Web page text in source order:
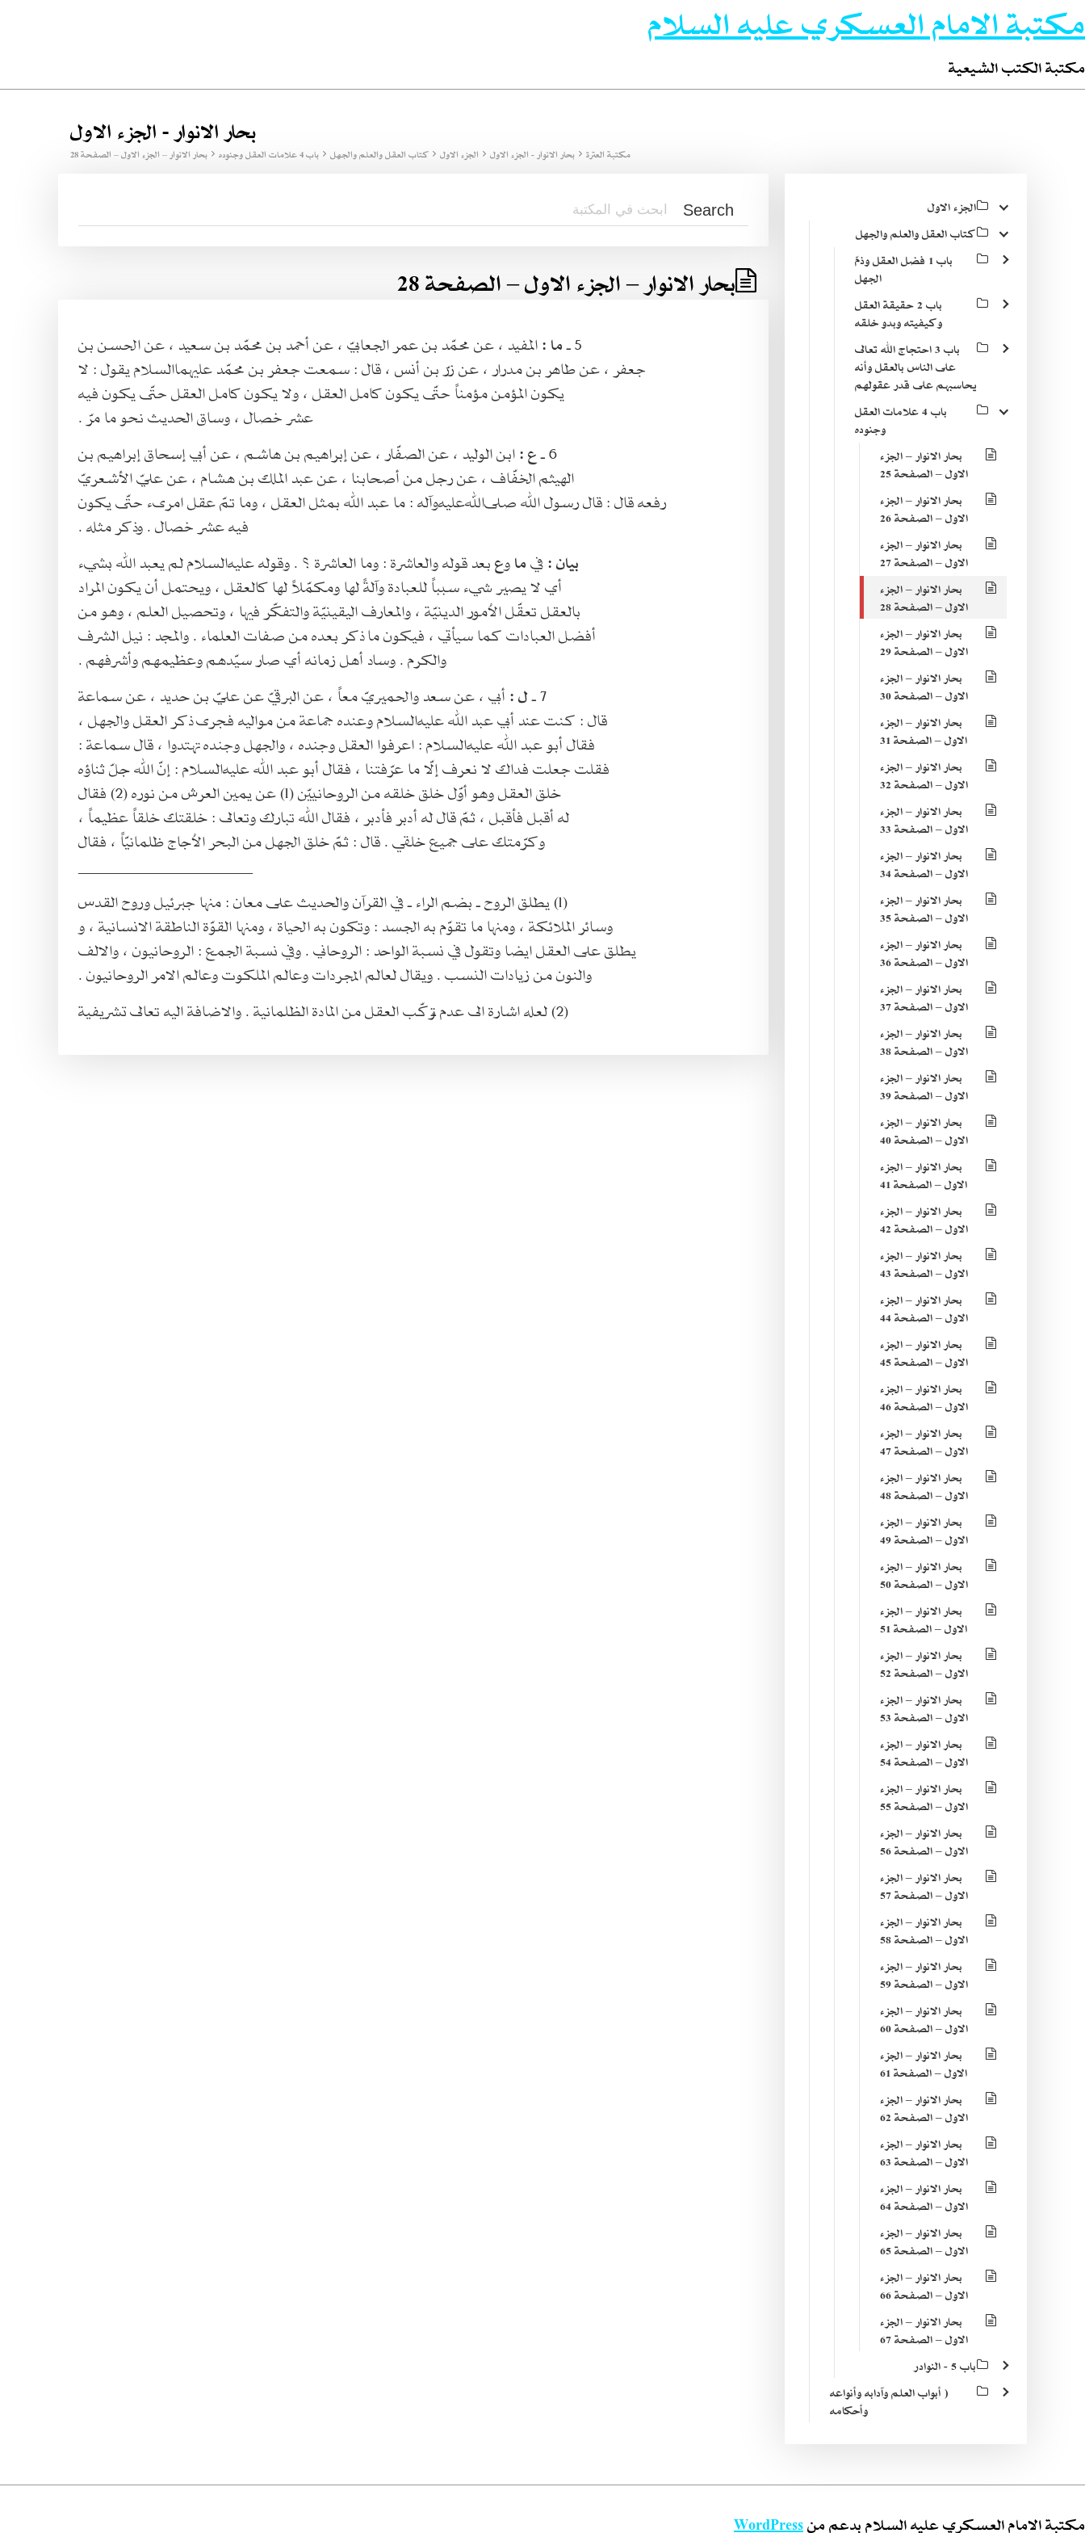
مكتبة الامام العسكري عليه السلام
مكتبة الكتب الشيعية
بحار الانوار - الجزء الاول
مكتبة العترة بحار الانوار - الجزء الاول الجزء الاول كتاب العقل والعلم والجهل باب 4 علامات العقل وجنوده بحار الانوار – الجزء الاول – الصفحة 28
بحار الانوار – الجزء الاول – الصفحة 28
5 ـ ما :المفيد ، عن محمّد بن عمر الجعابيّ ، عن أحمد بن محمّد بن سعيد ، عن الحسن بن
جعفر ، عن طاهر بن مدرار ، عن زرّ بن أنس ، قال : سمعت جعفر بن محمّد عليهما‌السلام يقول : لا
يكون المؤمن مؤمناً حتّى يكون كامل العقل ، ولا يكون كامل العقل حتّى يكون فيه
عشر خصال ، وساق الحديث نحو ما مرّ .
6 ـ ع :ابن الوليد ، عن الصفّار ، عن إبراهيم بن هاشم ، عن أبي إسحاق إبراهيم بن
الهيثم الخفّاف ، عن رجل من أصحابنا ، عن عبد الملك بن هشام ، عن عليّ الأشعريّ
رفعه قال : قال رسول الله صلى‌الله‌عليه‌وآله : ما عبد الله بمثل العقل ، وما تمّ عقل امرىء حتّى يكون
فيه عشر خصال . وذكر مثله .
بيان :فيماوعبعد قوله والعاشرة : وما العاشرة ؟ . وقوله عليه‌السلام لم يعبد الله بشيء
أي لا يصير شيء سبباً للعبادة وآلةً لها ومكمّلاً لها كالعقل ، ويحتمل أن يكون المراد
بالعقل تعقّل الاُمور الدينيّة ، والمعارف اليقينيّة والتفكّر فيها ، وتحصيل العلم ، وهو من
أفضل العبادات كما سيأتي ، فيكون ما ذكر بعده من صفات العلماء . والمجد : نيل الشرف
والكرم . وساد أهل زمانه أي صار سيّدهم وعظيمهم وأشرفهم .
7 ـ ل :أبي ، عن سعد والحميريّ معاً ، عن البرقيّ عن عليّ بن حديد ، عن سماعة
قال : كنت عند أبي عبد الله عليه‌السلام وعنده جماعة من مواليه فجرى ذكر العقل والجهل ،
فقال أبو عبد الله عليه‌السلام : اعرفوا العقل وجنده ، والجهل وجنده تهتدوا ، قال سماعة :
فقلت جعلت فداك لا نعرف إلّا ما عرّفتنا ، فقال أبو عبد الله عليه‌السلام : إنّ الله جلّ ثناؤه
خلق العقل وهو أوّل خلق خلقه من الروحانييّن (1) عن يمين العرش من نوره (2) فقال
له أقبل فأقبل ، ثمّ قال له أدبر فأدبر ، فقال الله تبارك وتعالى : خلقتك خلقاً عظيماً ،
وكرّمتك على جميع خلقي . قال : ثمّ خلق الجهل من البحر الاُجاج ظلمانيّاً ، فقال
(1) يطلق الروح ـ بضم الراء ـ في القرآن والحديث على معان : منها جبرئيل وروح القدس
وسائر الملائكة ، ومنها ما تقوّم به الجسد : وتكون به الحياة ، ومنها القوّة الناطقة الانسانية ، و
يطلق على العقل ايضا وتقول في نسبة الواحد : الروحاني . وفي نسبة الجمع : الروحانيون ، والالف
والنون من زيادات النسب . ويقال لعالم المجردات وعالم الملكوت وعالم الامر الروحانيون .
(2) لعله اشارة الى عدم تركّب العقل من المادة الظلمانية . والاضافة اليه تعالى تشريفية
الجزء الاول
كتاب العقل والعلم والجهل
باب 1 فضل العقل وذمّ
الجهل
باب 2 حقيقة العقل
وكيفيته وبدو خلقه
باب 3 احتجاج الله تعالى
على الناس بالعقل وأنه
يحاسبهم على قدر عقولهم
باب 4 علامات العقل
وجنوده
بحار الانوار – الجزء
الاول – الصفحة 25
بحار الانوار – الجزء
الاول – الصفحة 26
بحار الانوار – الجزء
الاول – الصفحة 27
بحار الانوار – الجزء
الاول – الصفحة 28
بحار الانوار – الجزء
الاول – الصفحة 29
بحار الانوار – الجزء
الاول – الصفحة 30
بحار الانوار – الجزء
الاول – الصفحة 31
بحار الانوار – الجزء
الاول – الصفحة 32
بحار الانوار – الجزء
الاول – الصفحة 33
بحار الانوار – الجزء
الاول – الصفحة 34
بحار الانوار – الجزء
الاول – الصفحة 35
بحار الانوار – الجزء
الاول – الصفحة 36
بحار الانوار – الجزء
الاول – الصفحة 37
بحار الانوار – الجزء
الاول – الصفحة 38
بحار الانوار – الجزء
الاول – الصفحة 39
بحار الانوار – الجزء
الاول – الصفحة 40
بحار الانوار – الجزء
الاول – الصفحة 41
بحار الانوار – الجزء
الاول – الصفحة 42
بحار الانوار – الجزء
الاول – الصفحة 43
بحار الانوار – الجزء
الاول – الصفحة 44
بحار الانوار – الجزء
الاول – الصفحة 45
بحار الانوار – الجزء
الاول – الصفحة 46
بحار الانوار – الجزء
الاول – الصفحة 47
بحار الانوار – الجزء
الاول – الصفحة 48
بحار الانوار – الجزء
الاول – الصفحة 49
بحار الانوار – الجزء
الاول – الصفحة 50
بحار الانوار – الجزء
الاول – الصفحة 51
بحار الانوار – الجزء
الاول – الصفحة 52
بحار الانوار – الجزء
الاول – الصفحة 53
بحار الانوار – الجزء
الاول – الصفحة 54
بحار الانوار – الجزء
الاول – الصفحة 55
بحار الانوار – الجزء
الاول – الصفحة 56
بحار الانوار – الجزء
الاول – الصفحة 57
بحار الانوار – الجزء
الاول – الصفحة 58
بحار الانوار – الجزء
الاول – الصفحة 59
بحار الانوار – الجزء
الاول – الصفحة 60
بحار الانوار – الجزء
الاول – الصفحة 61
بحار الانوار – الجزء
الاول – الصفحة 62
بحار الانوار – الجزء
الاول – الصفحة 63
بحار الانوار – الجزء
الاول – الصفحة 64
بحار الانوار – الجزء
الاول – الصفحة 65
بحار الانوار – الجزء
الاول – الصفحة 66
بحار الانوار – الجزء
الاول – الصفحة 67
باب 5 - النوادر
( أبواب العلم وآدابه وأنواعه
وأحكامه
مكتبة الامام العسكري عليه السلام بدعم منWordPress